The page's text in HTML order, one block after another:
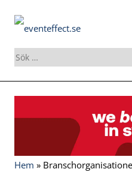
Sök
efter:
Hem »